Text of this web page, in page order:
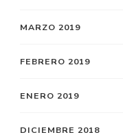
MARZO 2019
FEBRERO 2019
ENERO 2019
DICIEMBRE 2018